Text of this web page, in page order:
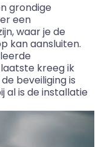
grondige
een
waar je de
kan aansluiten.
kreeg ik
beveiliging is
al is de installatie